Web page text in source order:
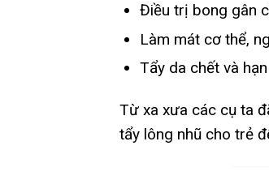
Điều trị bong gân
Làm mát cơ thể,
Tẩy da chết và
Từ xa xưa các cụ ta
tẩy lông nhũ cho trẻ